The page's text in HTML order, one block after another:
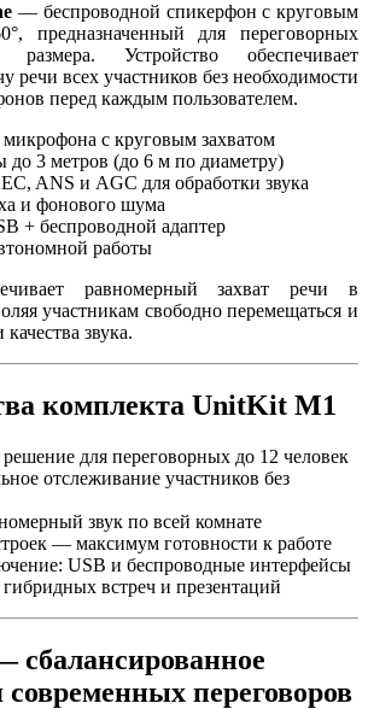
— беспроводной спикерфон с круговым
предназначенный для переговорных
размера. Устройство обеспечивает
речи всех участников без необходимости
перед каждым пользователем.
с круговым захватом
до 3 метров (до 6 м по диаметру)
ANS и AGC для обработки звука
и фонового шума
+ беспроводной адаптер
работы
равномерный захват речи в
участникам свободно перемещаться и
звука.
комплекта UnitKit M1
для переговорных до 12 человек
отслеживание участников без
звук по всей комнате
— максимум готовности к работе
USB и беспроводные интерфейсы
встреч и презентаций
переговоров